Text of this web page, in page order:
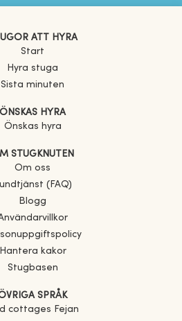
ATT HYRA
Start
Hyra stuga
Sista minuten
ÖNSKAS HYRA
Önskas hyra
STUGKNUTEN
Om oss
(FAQ)
Blogg
Hantera kakor
Stugbasen
SPRÅK
cottages
Fejan